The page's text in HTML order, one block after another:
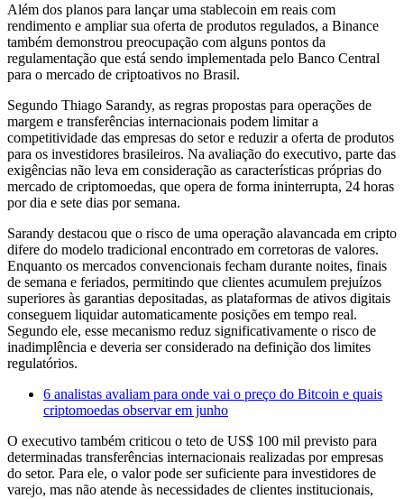
Além dos planos para lançar uma stablecoin em reais com
rendimento e ampliar sua oferta de produtos regulados, a Binance
também demonstrou preocupação com alguns pontos da
regulamentação que está sendo implementada pelo Banco Central
para o mercado de criptoativos no Brasil.
Segundo Thiago Sarandy, as regras propostas para operações de
margem e transferências internacionais podem limitar a
competitividade das empresas do setor e reduzir a oferta de produtos
para os investidores brasileiros. Na avaliação do executivo, parte das
exigências não leva em consideração as características próprias do
mercado de criptomoedas, que opera de forma ininterrupta, 24 horas
por dia e sete dias por semana.
Sarandy destacou que o risco de uma operação alavancada em cripto
difere do modelo tradicional encontrado em corretoras de valores.
Enquanto os mercados convencionais fecham durante noites, finais
de semana e feriados, permitindo que clientes acumulem prejuízos
superiores às garantias depositadas, as plataformas de ativos digitais
conseguem liquidar automaticamente posições em tempo real.
Segundo ele, esse mecanismo reduz significativamente o risco de
inadimplência e deveria ser considerado na definição dos limites
regulatórios.
6 analistas avaliam para onde vai o preço do Bitcoin e quais
criptomoedas observar em junho
O executivo também criticou o teto de US$ 100 mil previsto para
determinadas transferências internacionais realizadas por empresas
do setor. Para ele, o valor pode ser suficiente para investidores de
varejo, mas não atende às necessidades de clientes institucionais,